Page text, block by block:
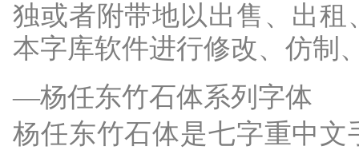
独或者附带地以出售、出
本字库软件进行修改、仿制
—杨任东竹石体系列字体
杨任东竹石体是七字重中